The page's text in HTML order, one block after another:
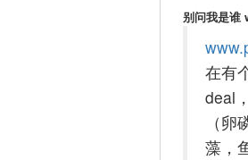
别问我是谁
在有
deal
（
藻，